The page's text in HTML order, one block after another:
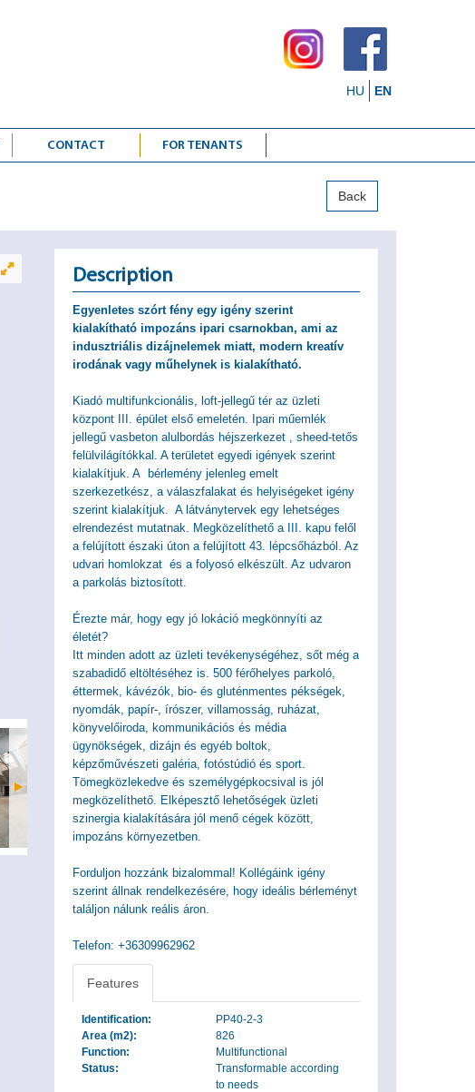
HU EN
CONTACT FOR TENANTS
Back
Description
Egyenletes szórt fény egy igény szerint
kialakítható impozáns ipari csarnokban, ami az
indusztriális dizájnelemek miatt, modern kreatív
irodának vagy műhelynek is kialakítható.
Kiadó multifunkcionális, loft-jellegű tér az üzleti
központ III. épület első emeletén. Ipari műemlék
jellegű vasbeton alulbordás héjszerkezet , sheed-tetős
felülvilágítókkal. A területet egyedi igények szerint
kialakítjuk. A bérlemény jelenleg emelt
szerkezetkész, a válaszfalakat és helyiségeket igény
szerint kialakítjuk. A látványtervek egy lehetséges
elrendezést mutatnak. Megközelíthető a III. kapu felől
a felújított északi úton a felújított 43. lépcsőházból. Az
udvari homlokzat és a folyosó elkészült. Az udvaron
a parkolás biztosított.
Érezte már, hogy egy jó lokáció megkönnyíti az
életét?
Itt minden adott az üzleti tevékenységéhez, sőt még a
szabadidő eltöltéséhez is. 500 férőhelyes parkoló,
éttermek, kávézók, bio- és gluténmentes pékségek,
nyomdák, papír-, írószer, villamosság, ruházat,
könyvelőiroda, kommunikációs és média
ügynökségek, dizájn és egyéb boltok,
képzőművészeti galéria, fotóstúdió és sport.
Tömegközlekedve és személygépkocsival is jól
megközelíthető. Elképesztő lehetőségek üzleti
szinergia kialakítására jól menő cégek között,
impozáns környezetben.
Forduljon hozzánk bizalommal! Kollégáink igény
szerint állnak rendelkezésére, hogy ideális bérleményt
találjon nálunk reális áron.
Telefon: +36309962962
Features
Identification:
PP40-2-3
Area (m2):
826
Function:
Multifunctional
Status:
Transformable according
to needs